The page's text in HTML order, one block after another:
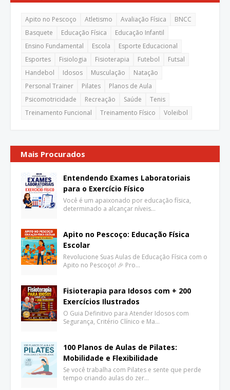
Apito no Pescoço Atletismo Avaliação Física
BNCC
Basquete
Educação Física
Educação Infantil
Ensino Fundamental
Escola
Esporte Educacional
Esportes
Fisiologia Fisioterapia Futebol
Futsal
Handebol
Idosos Musculação
Natação
Personal Trainer
Pilates
Planos de Aula
Psicomotricidade
Recreação Saúde
Tenis
Treinamento Funcional
Treinamento Físico Voleibol
Mais Procurados
Entendendo Exames Laboratoriais
para o Exercício Físico
Você é um apaixonado por educação física,
determinado a alcançar níveis…
Apito no Pescoço: Educação Física
Escolar
Revolucione Suas Aulas de Educação Física com o
Apito no Pescoço! 🎉 Pro…
Fisioterapia para Idosos com + 200
Exercícios Ilustrados
O Guia Definitivo para Atender Idosos com
Segurança, Critério Clínico e Ma…
100 Planos de Aulas de Pilates:
Mobilidade e Flexibilidade
Se você trabalha com Pilates e sente que perde
tempo criando aulas do zer…